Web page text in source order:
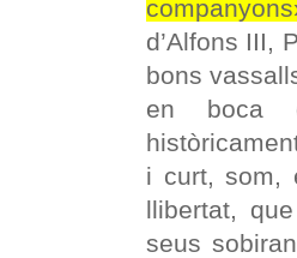
d’Alfons III,
bons
en boca
i curt, som,
llibertat,
seus